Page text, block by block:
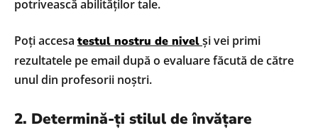
potrivească abilităților tale.
Poți accesa testul nostru de nivelși vei primi
rezultatele pe email după o evaluare făcută de către
unul din profesorii noștri.
2. Determină-ți stilul de învățare